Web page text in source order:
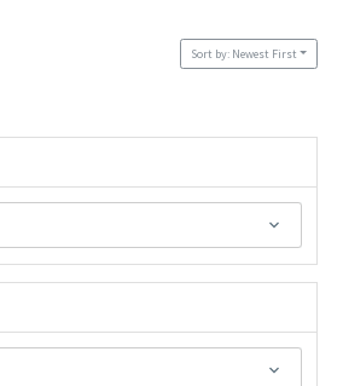
Sort by: Newest First